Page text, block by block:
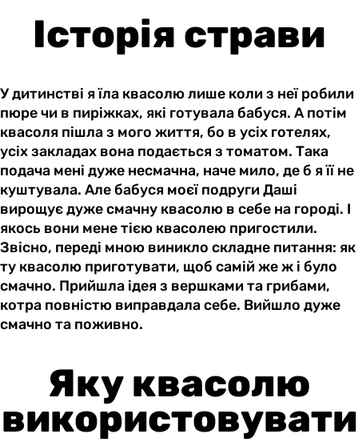
Історія страви
У дитинстві я їла квасолю лише коли з неї робили
пюре чи в пиріжках, які готувала бабуся. А потім
квасоля пішла з мого життя, бо в усіх готелях,
усіх закладах вона подається з томатом. Така
подача мені дуже несмачна, наче мило, де б я її не
куштувала. Але бабуся моєї подруги Даші
вирощує дуже смачну квасолю в себе на городі. І
якось вони мене тією квасолею пригостили.
Звісно, переді мною виникло складне питання: як
ту квасолю приготувати, щоб самій же ж і було
смачно. Прийшла ідея з вершками та грибами,
котра повністю виправдала себе. Вийшло дуже
смачно та поживно.
Яку квасолю
використовувати